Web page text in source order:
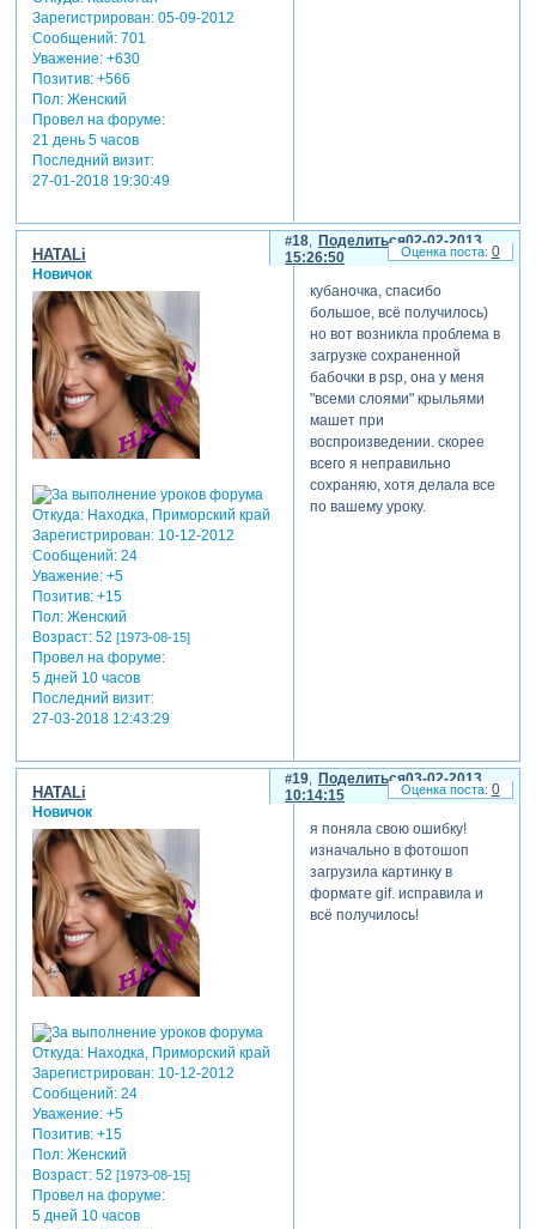
Зарегистрирован: 05-09-2012
Сообщений:701
Уважение: +630
Позитив: +566
Пол:Женский
Провел на форуме:
21 день 5 часов
Последний визит:
27-01-2018 19:30:49
Поделиться
18
02-02-2013
15:26:50
HATALi
Новичок
Откуда:Находка, Приморский край
Зарегистрирован: 10-12-2012
Сообщений:24
Уважение: +5
Позитив: +15
Пол:Женский
Возраст:52 [1973-08-15]
Провел на форуме:
5 дней 10 часов
Последний визит:
27-03-2018 12:43:29
кубаночка, спасибо
большое, всё получилось)
но вот возникла проблема в
загрузке сохраненной
бабочки в psp, она у меня
"всеми слоями" крыльями
машет при
воспроизведении. скорее
всего я неправильно
сохраняю, хотя делала все
по вашему уроку.
0
Поделиться
19
03-02-2013
10:14:15
HATALi
Новичок
Откуда:Находка, Приморский край
Зарегистрирован: 10-12-2012
Сообщений:24
Уважение: +5
Позитив: +15
Пол:Женский
Возраст:52 [1973-08-15]
Провел на форуме:
5 дней 10 часов
я поняла свою ошибку!
изначально в фотошоп
загрузила картинку в
формате gif. исправила и
всё получилось!
0